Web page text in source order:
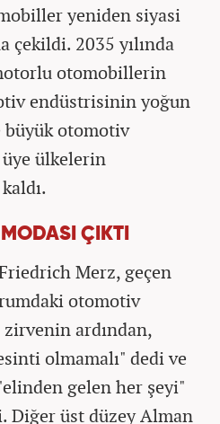
yeniden siyasi
çekildi. 2035 yılında
otomobillerin
endüstrisinin yoğun
otomotiv
ülkelerin
ÇIKTI
Merz, geçen
otomotiv
ardından,
olmamalı" dedi ve
gelen her şeyi"
Diğer üst düzey Alman